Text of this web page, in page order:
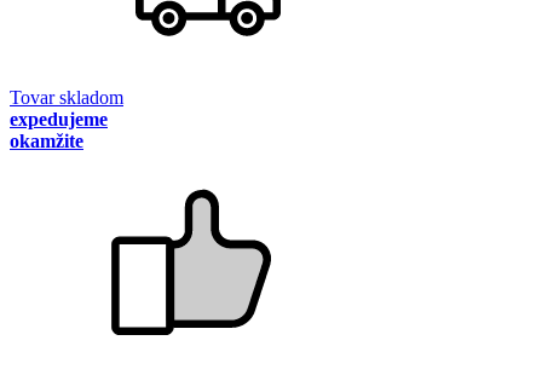
Tovar skladom
expedujeme
okamžite